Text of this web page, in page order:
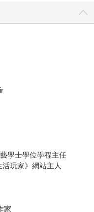
學士學位學程主任
玩家》網站主人
家